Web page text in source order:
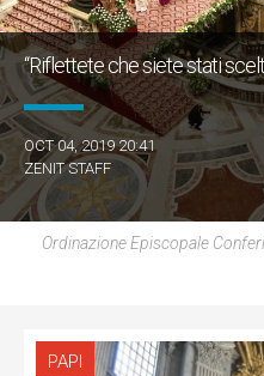
“Riflettete che siete stati
OCT 04, 2019 20:41
ZENIT STAFF
Ordinazione Episcopale
PAPI